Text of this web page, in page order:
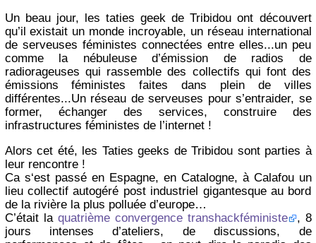
Un beau jour, les taties geek de Tribidou ont découvert
qu’il existait un monde incroyable, un réseau international
de serveuses féministes connectées entre elles...un peu
comme la nébuleuse d’émission de radios de
radiorageuses qui rassemble des collectifs qui font des
émissions féministes faites dans plein de villes
différentes...Un réseau de serveuses pour s’entraider, se
former, échanger des services, construire des
infrastructures féministes de l’internet !
Alors cet été, les Taties geeks de Tribidou sont parties à
leur rencontre !
Ca s‘est passé en Espagne, en Catalogne, à Calafou un
lieu collectif autogéré post industriel gigantesque au bord
de la rivière la plus polluée d’europe…
C’était la quatrième convergence transhackféministe
, 8
jours intenses d’ateliers, de discussions, de